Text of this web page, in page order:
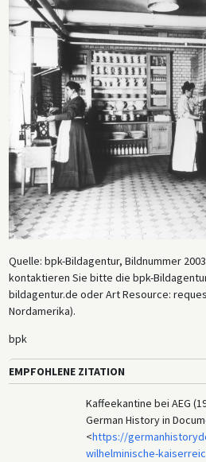
Quelle: bpk-Bildagentur, Bildnummer
kontaktieren Sie bitte die bpk-
bildagentur.de oder Art Resource:
Nordamerika).
bpk
EMPFOHLENE ZITATION
Kaffeekantine bei AEG
German History in
<https://
wilhelminische-